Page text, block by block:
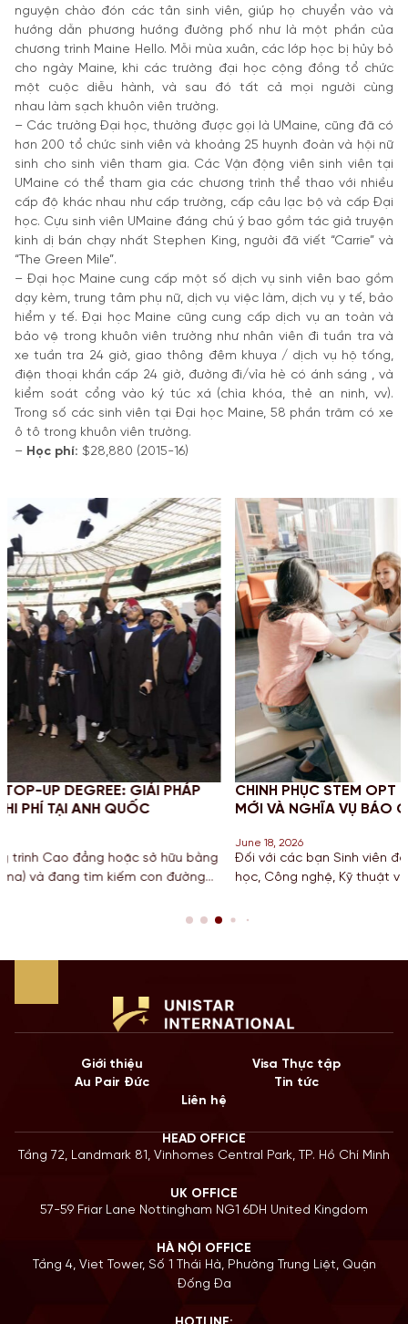
nguyện chào đón các tân sinh viên, giúp họ chuyển vào và
hướng dẫn phương hướng đường phố như là một phần của
chương trình Maine Hello. Mỗi mùa xuân, các lớp học bị hủy bỏ
cho ngày Maine, khi các trường đại học cộng đồng tổ chức
một cuộc diễu hành, và sau đó tất cả mọi người cùng
nhau làm sạch khuôn viên trường.
– Các trường Đại học, thường được gọi là UMaine, cũng đã có
hơn 200 tổ chức sinh viên và khoảng 25 huynh đoàn và hội nữ
sinh cho sinh viên tham gia. Các Vận động viên sinh viên tại
UMaine có thể tham gia các chương trình thể thao với nhiều
cấp độ khác nhau như cấp trường, cấp câu lạc bộ và cấp Đại
học. Cựu sinh viên UMaine đáng chú ý bao gồm tác giả truyện
kinh dị bán chạy nhất Stephen King, người đã viết “Carrie” và
“The Green Mile”.
– Đại học Maine cung cấp một số dịch vụ sinh viên bao gồm
dạy kèm, trung tâm phụ nữ, dịch vụ việc làm, dịch vụ y tế, bảo
hiểm y tế. Đại học Maine cũng cung cấp dịch vụ an toàn và
bảo vệ trong khuôn viên trường như nhân viên đi tuần tra và
xe tuần tra 24 giờ, giao thông đêm khuya / dịch vụ hộ tống,
điện thoại khẩn cấp 24 giờ, đường đi/vỉa hè có ánh sáng , và
kiểm soát cổng vào ký túc xá (chìa khóa, thẻ an ninh, vv).
Trong số các sinh viên tại Đại học Maine, 58 phần trăm có xe
ô tô trong khuôn viên trường.
– Học phí: $28,880 (2015-16)
bằng
đường
CHINH PHỤC STEM OPT 2026: CẬP NHẬT QUY
MỚI VÀ NGHĨA VỤ BÁO CÁO CHO SINH VIÊN MỸ
Đối với các bạn Sinh viên đang theo đuổi khối ngành
học, Công nghệ, Kỹ thuật và Toán học tại Mỹ, chương
còn là “bước đệm” quan trọng cho lộ trình Định cư.
Giới thiệu
Visa Thực tập
Au Pair Đức
Tin tức
Liên hệ
HEAD OFFICE
Tầng 72, Landmark 81, Vinhomes Central Park, TP. Hồ Chí Minh
UK OFFICE
57-59 Friar Lane Nottingham NG1 6DH United Kingdom
HÀ NỘI OFFICE
Tầng 4, Viet Tower, Số 1 Thái Hà, Phường Trung Liệt, Quận
Đống Đa